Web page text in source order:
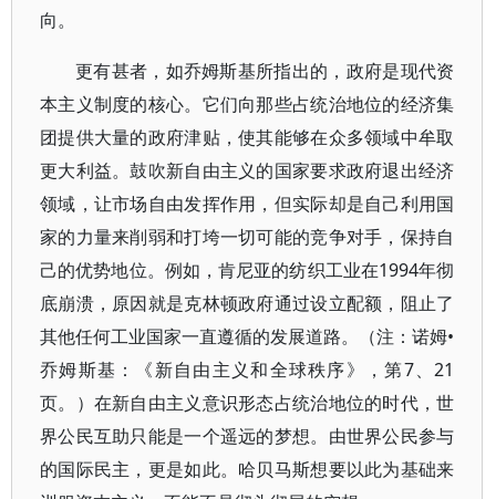
向。
更有甚者，如乔姆斯基所指出的，政府是现代资
本主义制度的核心。它们向那些占统治地位的经济集
团提供大量的政府津贴，使其能够在众多领域中牟取
更大利益。鼓吹新自由主义的国家要求政府退出经济
领域，让市场自由发挥作用，但实际却是自己利用国
家的力量来削弱和打垮一切可能的竞争对手，保持自
己的优势地位。例如，肯尼亚的纺织工业在1994年彻
底崩溃，原因就是克林顿政府通过设立配额，阻止了
其他任何工业国家一直遵循的发展道路。（注：诺姆•
乔姆斯基：《新自由主义和全球秩序》，第7、21
页。）在新自由主义意识形态占统治地位的时代，世
界公民互助只能是一个遥远的梦想。由世界公民参与
的国际民主，更是如此。哈贝马斯想要以此为基础来